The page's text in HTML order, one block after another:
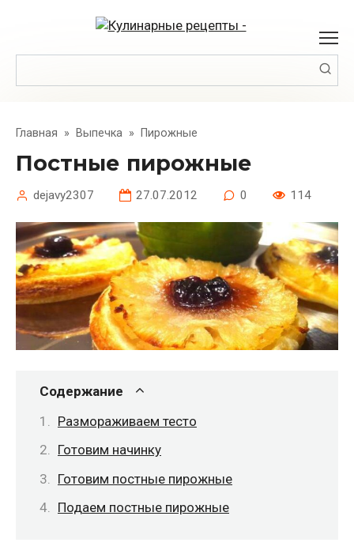
Главная » Выпечка » Пирожные
Постные пирожные
dejavy2307 27.07.2012 0 114
Содержание
Размораживаем тесто
Готовим начинку
Готовим постные пирожные
Подаем постные пирожные